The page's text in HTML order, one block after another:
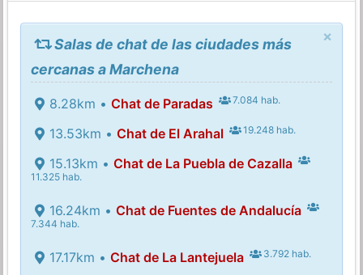
×
Salas de chat de las ciudades más
cercanas a Marchena
8.28km • Chat de Paradas 7.084 hab.
13.53km • Chat de El Arahal 19.248 hab.
15.13km • Chat de La Puebla de Cazalla
11.325 hab.
16.24km • Chat de Fuentes de Andalucía
7.344 hab.
17.17km • Chat de La Lantejuela 3.792 hab.